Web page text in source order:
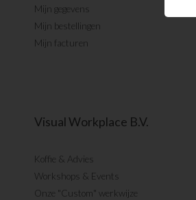
Mijn gegevens
Mijn bestellingen
Mijn facturen
Visual Workplace B.V.
Koffie & Advies
Workshops & Events
Onze "Custom" werkwijze